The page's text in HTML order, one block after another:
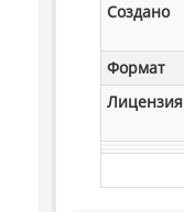
Создано
Формат
Лицензия